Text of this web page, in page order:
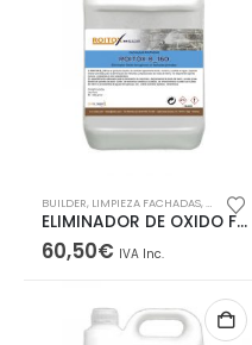
BUILDER, LIMPIEZA FACHADAS,PINTADAS
ELIMINADOR DE OXIDO FERRUGINOSO EN FACHADAS + PINTADAS
60,50€ IVA Inc.